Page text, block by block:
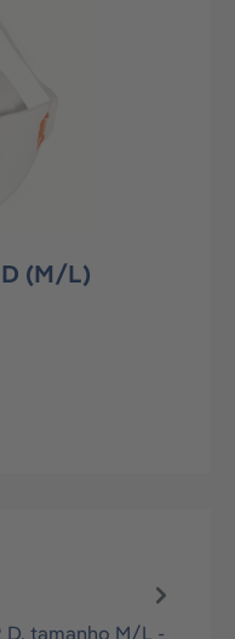
(M/L)
D, tamanho M/L -